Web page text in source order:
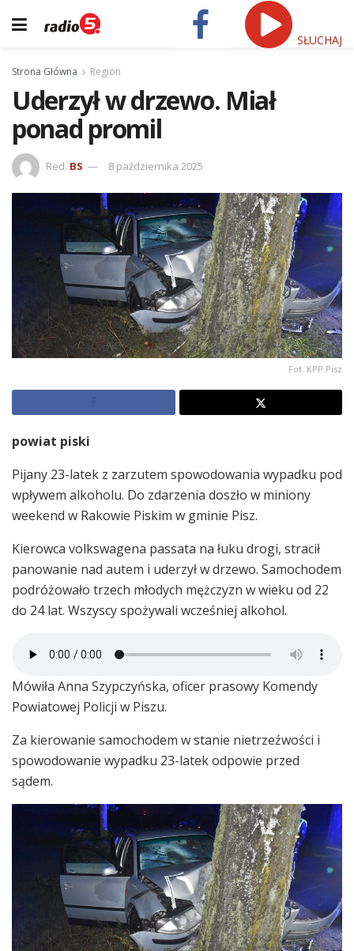
SŁUCHAJ
Strona Główna Region
Uderzył w drzewo. Miał
ponad promil
Red. BS 8 października 2025
Fot. KPP Pisz
powiat piski
Pijany 23-latek z zarzutem spowodowania wypadku pod
wpływem alkoholu. Do zdarzenia doszło w miniony
weekend w Rakowie Piskim w gminie Pisz.
Kierowca volkswagena passata na łuku drogi, stracił
panowanie nad autem i uderzył w drzewo. Samochodem
podróżowało trzech młodych mężczyzn w wieku od 22
do 24 lat. Wszyscy spożywali wcześniej alkohol.
Mówiła Anna Szypczyńska, oficer prasowy Komendy
Powiatowej Policji w Piszu.
Za kierowanie samochodem w stanie nietrzeźwości i
spowodowanie wypadku 23-latek odpowie przed
sądem.